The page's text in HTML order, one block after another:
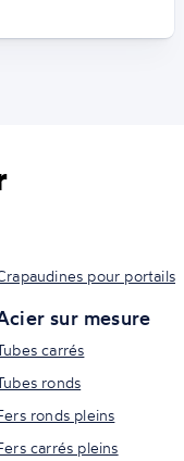
pour portails
sur mesure
carrés
ronds
ronds pleins
carrés pleins